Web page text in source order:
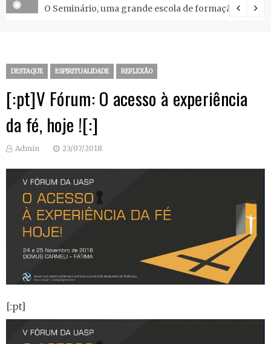
O Seminário, uma grande escola de formação.
DESTAQUE ESPIRITUALIDADE REFLEXÃO
[:pt]V Fórum: O acesso à experiência
da fé, hoje ![:]
Admin 23/07/2018
[:pt]